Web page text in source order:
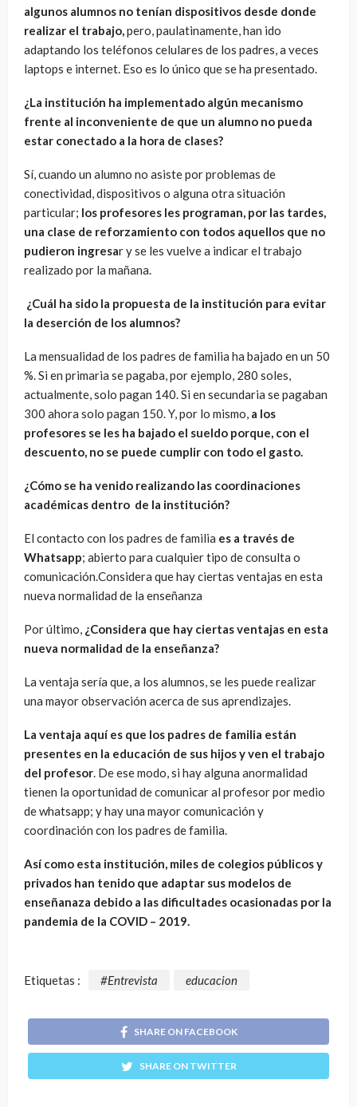
algunos alumnos no tenían dispositivos desde donde
realizar el trabajo, pero, paulatinamente, han ido
adaptando los teléfonos celulares de los padres, a veces
laptops e internet. Eso es lo único que se ha presentado.
¿La institución ha implementado algún mecanismo
frente al inconveniente de que un alumno no pueda
estar conectado a la hora de clases?
Sí, cuando un alumno no asiste por problemas de
conectividad, dispositivos o alguna otra situación
particular; los profesores les programan, por las tardes,
una clase de reforzamiento con todos aquellos que no
pudieron ingresar y se les vuelve a indicar el trabajo
realizado por la mañana.
¿Cuál ha sido la propuesta de la institución para evitar
la deserción de los alumnos?
La mensualidad de los padres de familia ha bajado en un 50
%. Si en primaria se pagaba, por ejemplo, 280 soles,
actualmente, solo pagan 140. Si en secundaria se pagaban
300 ahora solo pagan 150. Y, por lo mismo, a los
profesores se les ha bajado el sueldo porque, con el
descuento, no se puede cumplir con todo el gasto.
¿Cómo se ha venido realizando las coordinaciones
académicas dentro de la institución?
El contacto con los padres de familia es a través de
Whatsapp; abierto para cualquier tipo de consulta o
comunicación.Considera que hay ciertas ventajas en esta
nueva normalidad de la enseñanza
Por último, ¿Considera que hay ciertas ventajas en esta
nueva normalidad de la enseñanza?
La ventaja sería que, a los alumnos, se les puede realizar
una mayor observación acerca de sus aprendizajes.
La ventaja aquí es que los padres de familia están
presentes en la educación de sus hijos y ven el trabajo
del profesor . De ese modo, si hay alguna anormalidad
tienen la oportunidad de comunicar al profesor por medio
de whatsapp; y hay una mayor comunicación y
coordinación con los padres de familia.
Así como esta institución, miles de colegios públicos y
privados han tenido que adaptar sus modelos de
enseñanaza debido a las dificultades ocasionadas por la
pandemia de la COVID – 2019.
Etiquetas : #Entrevista educacion
SHARE ON FACEBOOK
SHARE ON TWITTER